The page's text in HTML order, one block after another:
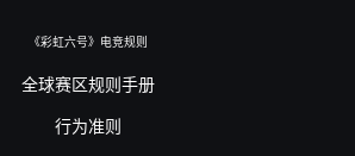
《彩虹六号》电竞规则
全球赛区规则手册
行为准则